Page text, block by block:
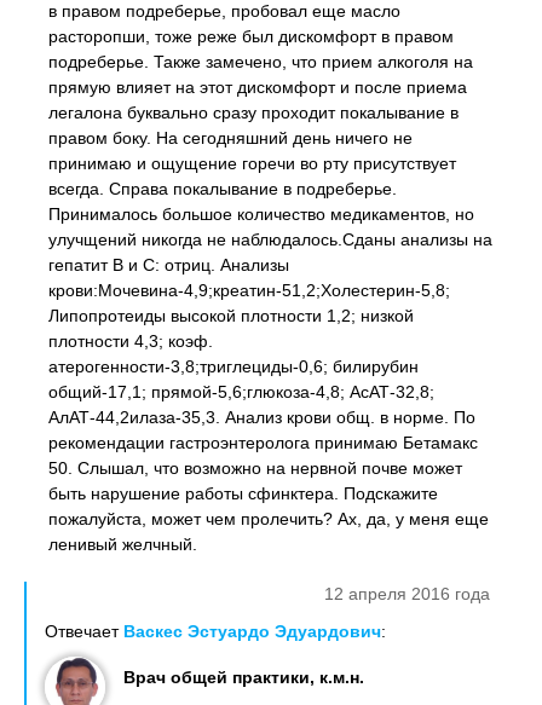
в правом подреберье, пробовал еще масло
расторопши, тоже реже был дискомфорт в правом
подреберье. Также замечено, что прием алкоголя на
прямую влияет на этот дискомфорт и после приема
легалона буквально сразу проходит покалывание в
правом боку. На сегодняшний день ничего не
принимаю и ощущение горечи во рту присутствует
всегда. Справа покалывание в подреберье.
Принималось большое количество медикаментов, но
улучщений никогда не наблюдалось.Сданы анализы на
гепатит В и С: отриц. Анализы
крови:Мочевина-4,9;креатин-51,2;Холестерин-5,8;
Липопротеиды высокой плотности 1,2; низкой
плотности 4,3; коэф.
атерогенности-3,8;триглециды-0,6; билирубин
общий-17,1; прямой-5,6;глюкоза-4,8; АсАТ-32,8;
АлАТ-44,2илаза-35,3. Анализ крови общ. в норме. По
рекомендации гастроэнтеролога принимаю Бетамакс
50. Слышал, что возможно на нервной почве может
быть нарушение работы сфинктера. Подскажите
пожалуйста, может чем пролечить? Ах, да, у меня еще
ленивый желчный.
12 апреля 2016 года
Отвечает Васкес Эстуардо Эдуардович:
Врач общей практики, к.м.н.